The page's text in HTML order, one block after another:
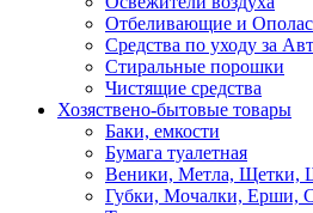
Отбеливающие и
Средства по уходу за
Стиральные порошки
Чистящие средства
Хозяствено-бытовые товары
Баки, емкости
Бумага туалетная
Веники, Метла, Щетки,
Губки, Мочалки, Ерши,